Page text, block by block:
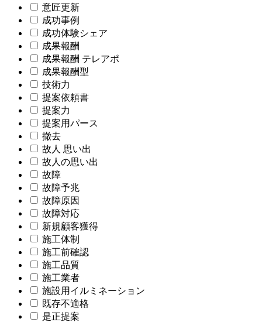
意匠更新
成功事例
成功体験シェア
成果報酬
成果報酬 テレアポ
成果報酬型
技術力
提案依頼書
提案力
提案用パース
撤去
故人 思い出
故人の思い出
故障
故障予兆
故障原因
故障対応
新規顧客獲得
施工体制
施工前確認
施工品質
施工業者
施設用イルミネーション
既存不適格
是正提案